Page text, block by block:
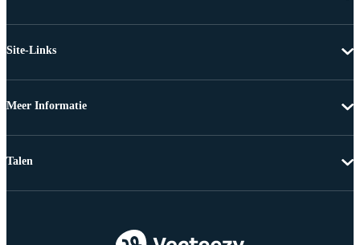
Site-Links
Meer Informatie
Talen